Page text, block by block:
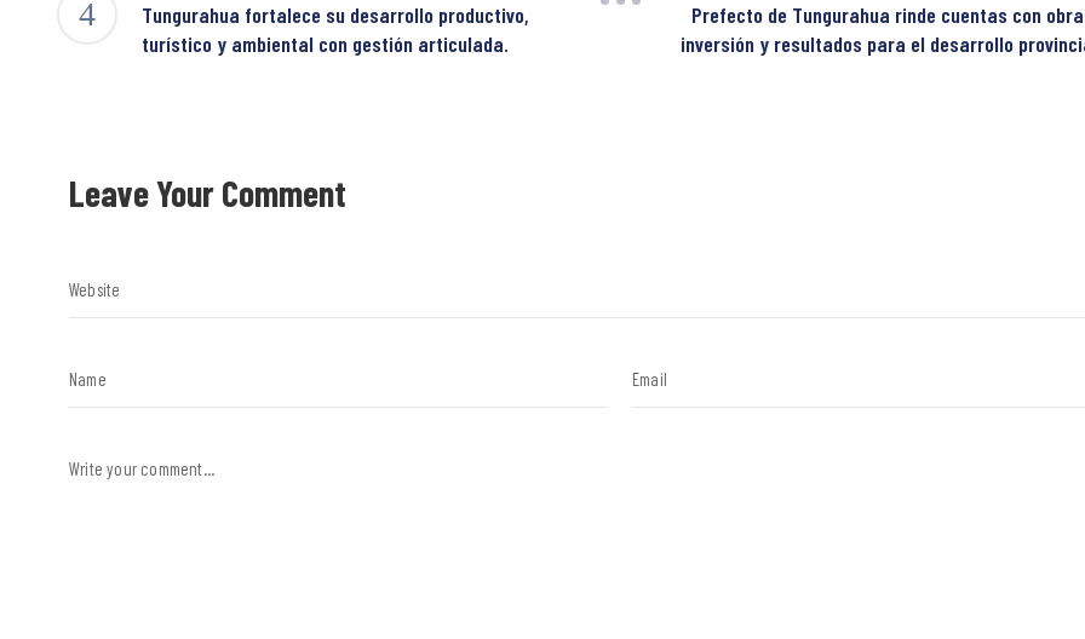
Tungurahua fortalece su desarrollo productivo,
turístico y ambiental con gestión articulada.
Prefecto de Tungurahua rinde cuentas con
inversión y resultados para el desarrollo
Leave Your Comment